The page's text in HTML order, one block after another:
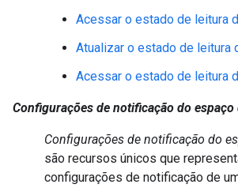
Acessar o estado de leitura
Atualizar o estado de leitura
Acessar o estado de leitura
Configurações de notificação do
Configurações de notificação do
são recursos únicos que
configurações de notificação de